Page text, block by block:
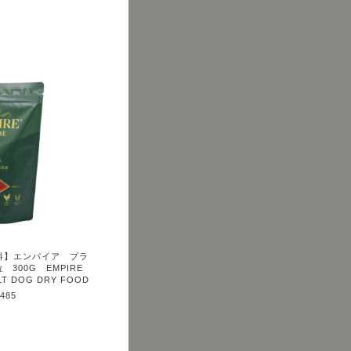
】エンパイア プラ
300G EMPIRE
DOG DRY FOOD